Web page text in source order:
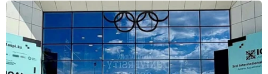
nhằm xây dựng và lắp đặt hệ thống tường chắn trên
các đoạn biên giới nhất định ở Donbass.